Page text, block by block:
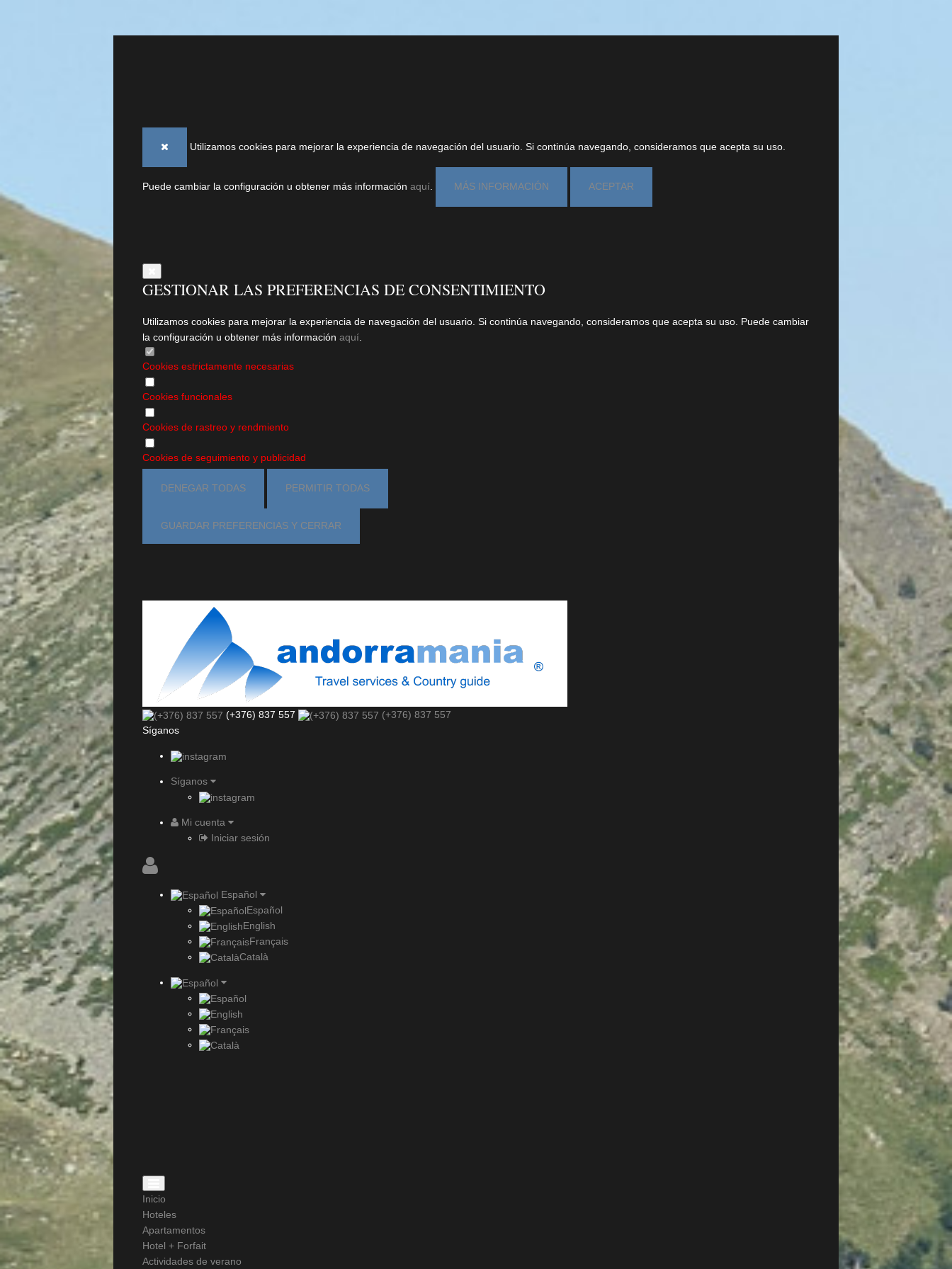
Utilizamos cookies para mejorar la experiencia de navegación del usuario. Si continúa navegando, consideramos que acepta su uso.
Puede cambiar la configuración u obtener más información aquí. MÁS INFORMACIÓN ACEPTAR
GESTIONAR LAS PREFERENCIAS DE CONSENTIMIENTO
Utilizamos cookies para mejorar la experiencia de navegación del usuario. Si continúa navegando, consideramos que acepta su uso. Puede cambiar
la configuración u obtener más información aquí.
Cookies estrictamente necesarias
Cookies funcionales
Cookies de rastreo y rendmiento
Cookies de seguimiento y publicidad
DENEGAR TODAS PERMITIR TODAS
GUARDAR PREFERENCIAS Y CERRAR
(+376) 837 557
(+376) 837 557
Síganos
Síganos
Mi cuenta
Iniciar sesión
Español
Español
English
Français
Català
Inicio
Hoteles
Apartamentos
Hotel + Forfait
Actividades de verano